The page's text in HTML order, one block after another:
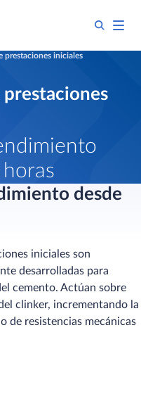
prestaciones iniciales
desde
iniciales son
desarrolladas para
cemento. Actúan sobre
clinker, incrementando la
de resistencias mecánicas